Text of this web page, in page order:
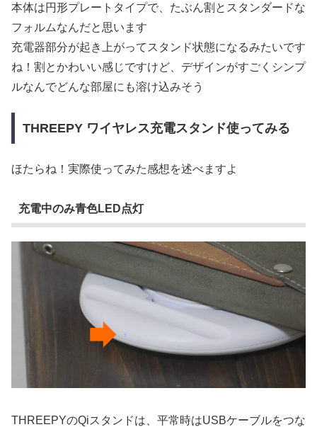
本体は円形プレートタイプで、たぶん割とスタンダードな
フォルムなんだと思います
充電器部分が起き上がってスタンド状態になるみたいです
ね！割とかわいい感じですけど、デザインがすごくシンプ
ルなんでどんな部屋にも溶け込みそう
THREEPY ワイヤレス充電スタンド使ってみる
ほたらね！実際使ってみた感想を述べますよ
充電中のみ青色LED点灯
THREEPYのQiスタンドは、平常時はUSBケーブルをつな